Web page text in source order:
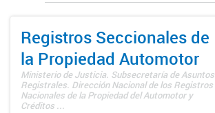
Registros Seccionales de
la Propiedad Automotor
Ministerio de Justicia. Subsecretaría de Asuntos
Registrales. Dirección Nacional de los Registros
Nacionales de la Propiedad del Automotor y
Créditos ...